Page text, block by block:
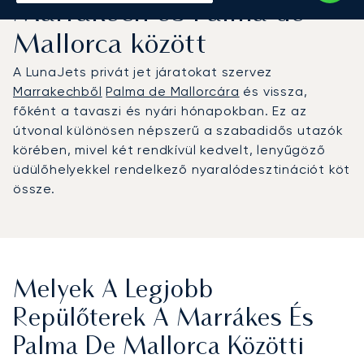
Marrakech és Palma de
Mallorca között
A LunaJets privát jet járatokat szervez
Marrakechből Palma de Mallorcára és vissza,
főként a tavaszi és nyári hónapokban. Ez az
útvonal különösen népszerű a szabadidős utazók
körében, mivel két rendkívül kedvelt, lenyűgöző
üdülőhelyekkel rendelkező nyaralódesztinációt köt
össze.
Melyek A Legjobb
Repülőterek A Marrákes És
Palma De Mallorca Közötti